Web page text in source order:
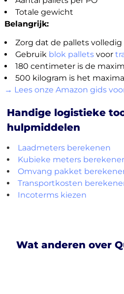
Totale gewicht
Belangrijk:
Zorg dat de pallets volledig
Gebruik blok palletsvoor
180 centimeter is de
500 kilogram is het
→ Lees onze Amazon gids
Handige logistieke
hulpmiddelen
Laadmeters berekenen
Kubieke meters
Omvang pakket
Transportkosten
Incoterms kiezen
Wat anderen over